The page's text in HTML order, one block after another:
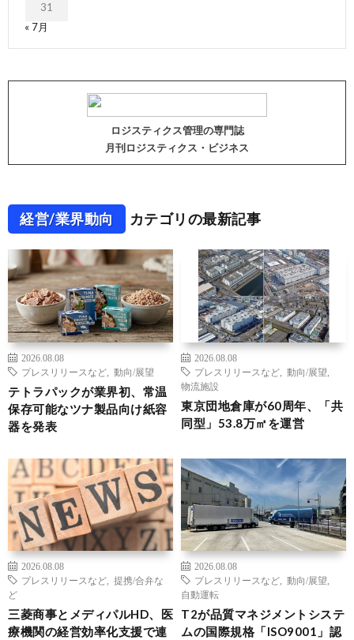
31
« 7月
ロジスティクス管理の専門誌
月刊ロジスティクス・ビジネス
経営/業界動向 カテゴリの最新記事
2026.08.08
プレスリリースなど
動向/展望
テトラパックが業界初、常温
保存可能なツナ製品向け紙容
器を発表
2026.08.08
プレスリリースなど
動向/展望
物流施設
東京団地倉庫が60周年、「共
同型」53.8万㎡を運営
2026.08.08
プレスリリースなど
提携/合弁な
ど
三菱商事とメディパルHD、医
療機関の経営効率化支援で連
2026.08.08
プレスリリースなど
動向/展望
自動運転
T2が品質マネジメントシステ
ムの国際規格「ISO9001」認